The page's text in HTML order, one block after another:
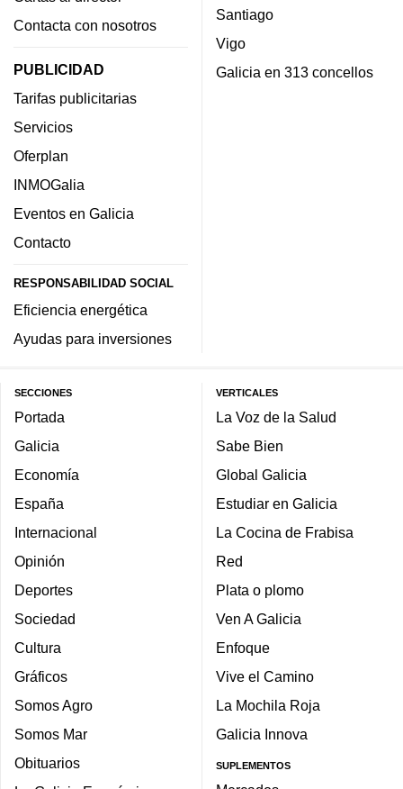
Contacta con nosotros
PUBLICIDAD
Tarifas publicitarias
Servicios
Oferplan
INMOGalia
Eventos en Galicia
Contacto
RESPONSABILIDAD SOCIAL
Eficiencia energética
Ayudas para inversiones
Santiago
Vigo
Galicia en 313 concellos
SECCIONES
Portada
Galicia
Economía
España
Internacional
Opinión
Deportes
Sociedad
Cultura
Gráficos
Somos Agro
Somos Mar
Obituarios
VERTICALES
La Voz de la Salud
Sabe Bien
Global Galicia
Estudiar en Galicia
La Cocina de Frabisa
Red
Plata o plomo
Ven A Galicia
Enfoque
Vive el Camino
La Mochila Roja
Galicia Innova
SUPLEMENTOS